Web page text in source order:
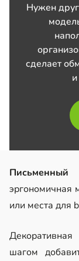
Нужен
сделает
эргономичная
или места для
шагом